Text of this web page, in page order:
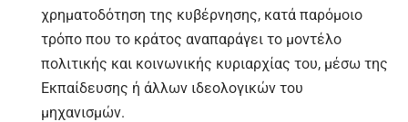
χρηματοδότηση της κυβέρνησης, κατά παρόμοιο
τρόπο που το κράτος αναπαράγει το μοντέλο
πολιτικής και κοινωνικής κυριαρχίας του, μέσω της
Εκπαίδευσης ή άλλων ιδεολογικών του
μηχανισμών.